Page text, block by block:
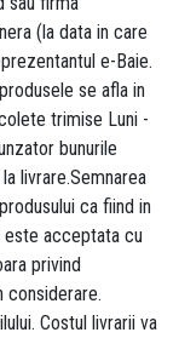
(la data in care
e-Baie.
se afla in
trimise Luni -
bunurile
livrare.Semnarea
ca fiind in
este acceptata cu
privind
considerare.
Costul livrarii va